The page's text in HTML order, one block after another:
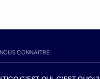
CONNAITRE